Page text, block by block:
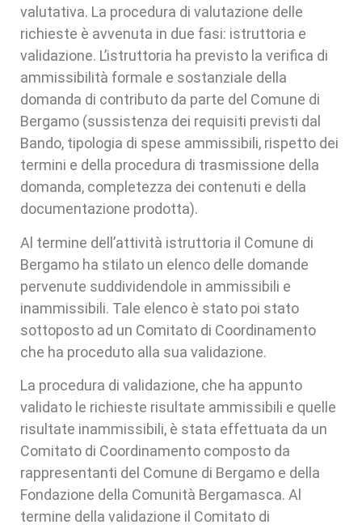
valutativa. La procedura di valutazione delle
richieste è avvenuta in due fasi: istruttoria e
validazione. L’istruttoria ha previsto la verifica di
ammissibilità formale e sostanziale della
domanda di contributo da parte del Comune di
Bergamo (sussistenza dei requisiti previsti dal
Bando, tipologia di spese ammissibili, rispetto dei
termini e della procedura di trasmissione della
domanda, completezza dei contenuti e della
documentazione prodotta).
Al termine dell’attività istruttoria il Comune di
Bergamo ha stilato un elenco delle domande
pervenute suddividendole in ammissibili e
inammissibili. Tale elenco è stato poi stato
sottoposto ad un Comitato di Coordinamento
che ha proceduto alla sua validazione.
La procedura di validazione, che ha appunto
validato le richieste risultate ammissibili e quelle
risultate inammissibili, è stata effettuata da un
Comitato di Coordinamento composto da
rappresentanti del Comune di Bergamo e della
Fondazione della Comunità Bergamasca. Al
termine della validazione il Comitato di